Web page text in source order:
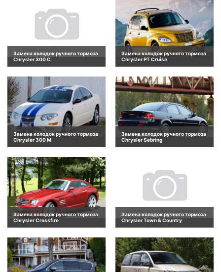
Замена колодок ручного тормоза
Chrysler 300 C
Замена колодок ручного тормоза
Chrysler PT Cruise
Замена колодок ручного тормоза
Chrysler 300 M
Замена колодок ручного тормоза
Chrysler Sebring
Замена колодок ручного тормоза
Chrysler Crossfire
Замена колодок ручного тормоза
Chrysler Town & Country